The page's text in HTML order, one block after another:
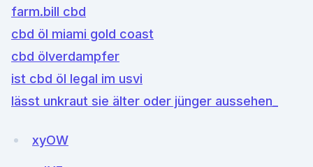
farm.bill cbd
cbd öl miami gold coast
cbd ölverdampfer
ist cbd öl legal im usvi
lässt unkraut sie älter oder jünger aussehen_
xyOW